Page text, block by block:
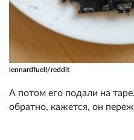
lennardfuell/reddit
А потом его подали на
обратно, кажется, он